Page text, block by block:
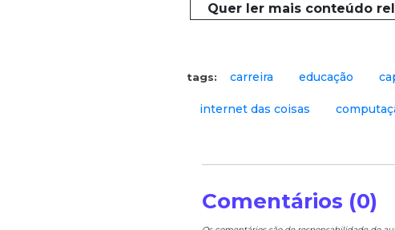
Quer ler mais conteúdo
tags: carreira educação
internet das coisas
Comentários (0)